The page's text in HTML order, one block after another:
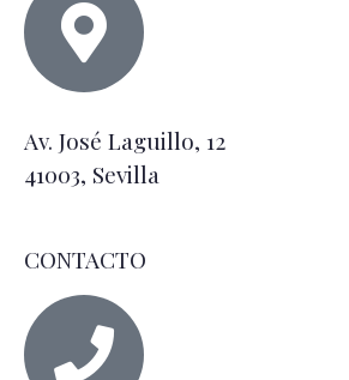
Av. José Laguillo, 12
41003, Sevilla
CONTACTO